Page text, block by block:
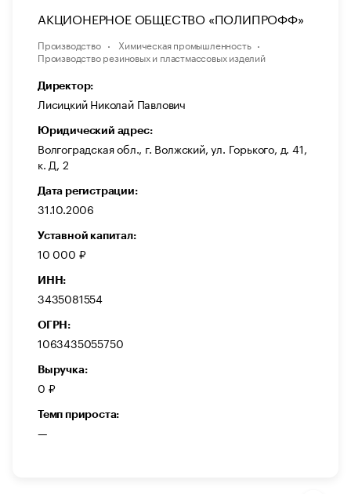
АКЦИОНЕРНОЕ ОБЩЕСТВО «ПОЛИПРОФФ»
Производство
Химическая промышленность
Производство резиновых и пластмассовых изделий
Директор:
Лисицкий Николай Павлович
Юридический адрес:
Волгоградская обл., г. Волжский, ул. Горького, д. 41,
к. Д, 2
Дата регистрации:
31.10.2006
Уставной капитал:
10 000 ₽
ИНН:
3435081554
ОГРН:
1063435055750
Выручка:
0 ₽
Темп прироста:
—